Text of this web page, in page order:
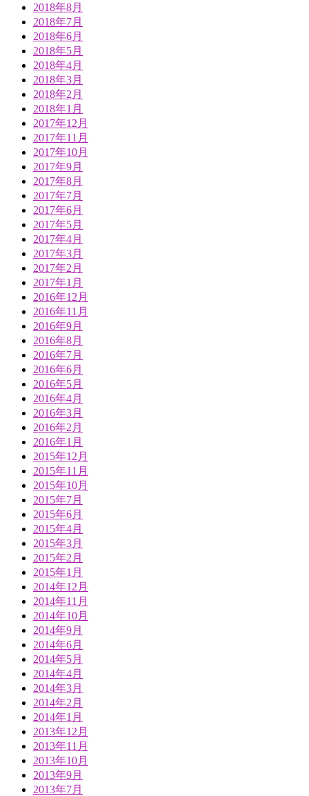
2018年8月
2018年7月
2018年6月
2018年5月
2018年4月
2018年3月
2018年2月
2018年1月
2017年12月
2017年11月
2017年10月
2017年9月
2017年8月
2017年7月
2017年6月
2017年5月
2017年4月
2017年3月
2017年2月
2017年1月
2016年12月
2016年11月
2016年9月
2016年8月
2016年7月
2016年6月
2016年5月
2016年4月
2016年3月
2016年2月
2016年1月
2015年12月
2015年11月
2015年10月
2015年7月
2015年6月
2015年4月
2015年3月
2015年2月
2015年1月
2014年12月
2014年11月
2014年10月
2014年9月
2014年6月
2014年5月
2014年4月
2014年3月
2014年2月
2014年1月
2013年12月
2013年11月
2013年10月
2013年9月
2013年7月